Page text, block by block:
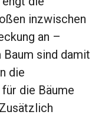
inzwischen
an –
Baum sind damit
die
die Bäume